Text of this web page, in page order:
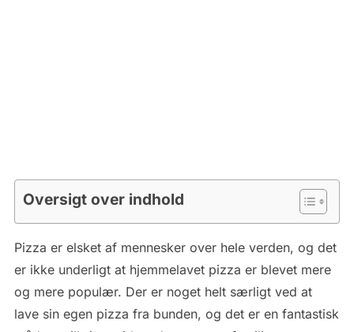
Oversigt over indhold
Pizza er elsket af mennesker over hele verden, og det
er ikke underligt at hjemmelavet pizza er blevet mere
og mere populær. Der er noget helt særligt ved at
lave sin egen pizza fra bunden, og det er en fantastisk